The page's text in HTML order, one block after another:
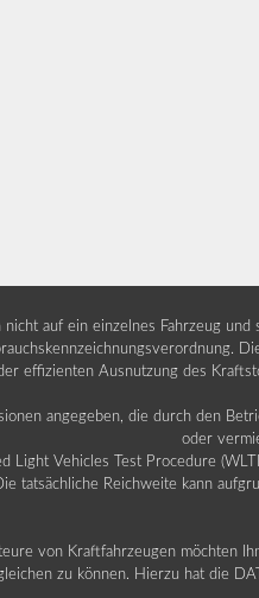
nicht auf ein einzelnes Fahrzeug
effizienten Ausnutzung des
angegeben, die durch den
oder
Light Vehicles Test Procedure
tatsächliche Reichweite kann
von Kraftfahrzeugen möchten
zu können. Hierzu hat die